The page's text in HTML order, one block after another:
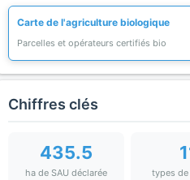
Carte de l'agriculture biologique
Parcelles et opérateurs certifiés bio
Chiffres clés
435.5
ha de SAU déclarée
types